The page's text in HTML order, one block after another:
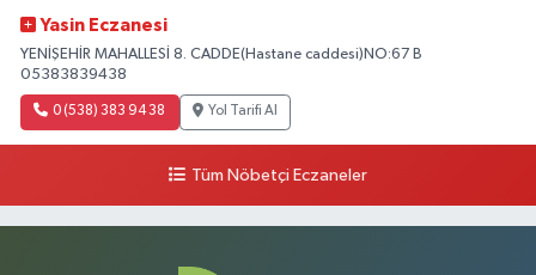
Yasin Eczanesi
YENİŞEHİR MAHALLESİ 8. CADDE(Hastane caddesi)NO:67 B
05383839438
0 (538) 383 94 38 Yol Tarifi Al
Tüm Nöbetçi Eczaneler